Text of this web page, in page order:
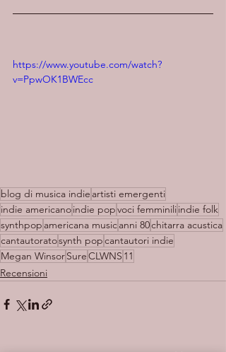
https://www.youtube.com/watch?
v=PpwOK1BWEcc
blog di musica indie artisti emergenti
indie americanoindie popvoci femminiliindie folk
synthpop americana musicanni 80chitarra acustica
cantautoratosynth popcantautori indie
Megan WinsorSureCLWNS 11
Recensioni